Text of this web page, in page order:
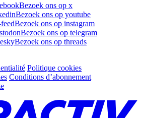
Bezoek ons op x
Bezoek ons op youtube
Bezoek ons op instagram
Bezoek ons op telegram
Bezoek ons op threads
Politique cookies
Conditions d’abonnement